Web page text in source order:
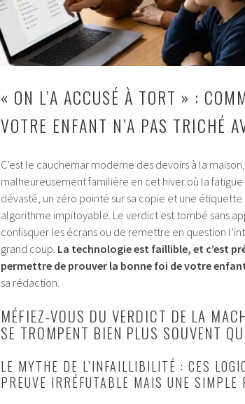
« ON L’A ACCUSÉ À TORT » :
VOTRE ENFANT N’A PAS TRICHÉ
C’est le cauchemar moderne des devoirs à la
malheureusement familière en cet hiver où la
dévasté, un zéro pointé sur sa copie et une
algorithme impitoyable. Le verdict est tombé sans
confisquer les écrans ou de remettre en question
grand coup. La technologie est faillible, et c’est
permettre de prouver la bonne foi de votre
sa rédaction.
MÉFIEZ-VOUS DU VERDICT DE LA
SE TROMPENT BIEN PLUS SOUVENT
LE MYTHE DE L’INFAILLIBILITÉ : CES
PREUVE IRRÉFUTABLE MAIS UNE